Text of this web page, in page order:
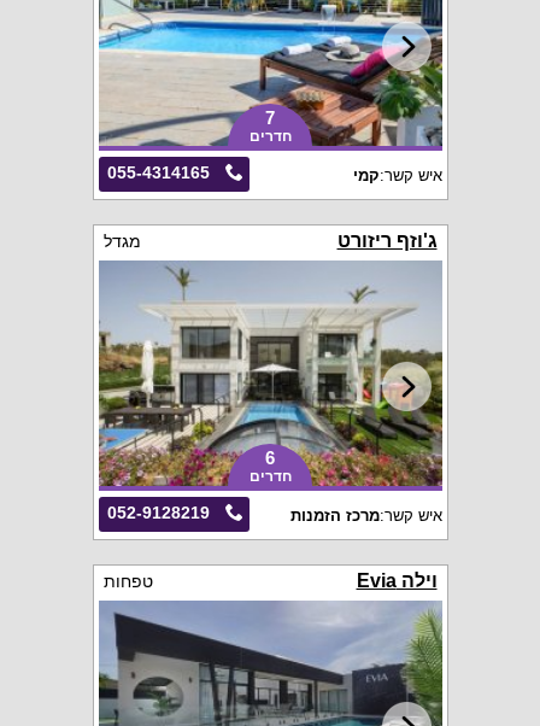
7
חדרים
055-4314165 איש קשר:קמי
ג'וזף ריזורט מגדל
6
חדרים
052-9128219 איש קשר:מרכז הזמנות
וילה Evia טפחות